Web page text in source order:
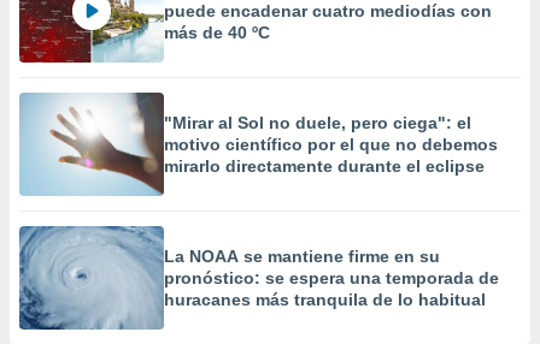
puede encadenar cuatro mediodías con
más de 40 ºC
"Mirar al Sol no duele, pero ciega": el
motivo científico por el que no debemos
mirarlo directamente durante el eclipse
La NOAA se mantiene firme en su
pronóstico: se espera una temporada de
huracanes más tranquila de lo habitual